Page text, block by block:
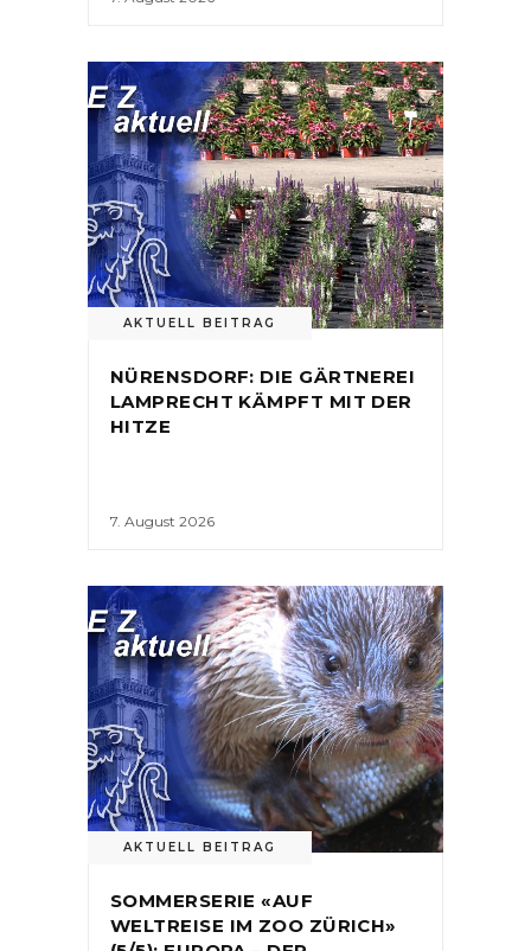
AKTUELL BEITRAG
NÜRENSDORF: DIE GÄRTNEREI
LAMPRECHT KÄMPFT MIT DER
HITZE
7. August 2026
AKTUELL BEITRAG
SOMMERSERIE «AUF
WELTREISE IM ZOO ZÜRICH»